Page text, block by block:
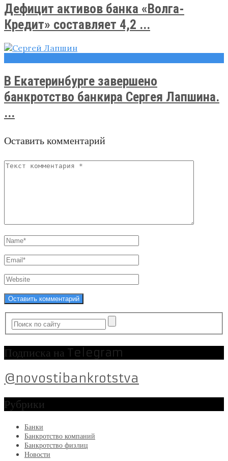
Дефицит активов банка «Волга-
Кредит» составляет 4,2 ...
В Екатеринбурге завершено
банкротство банкира Сергея Лапшина.
...
Оставить комментарий
Подписка на Telegram
@novostibankrotstva
Рубрики
Банки
Банкротство компаний
Банкротство физлиц
Новости